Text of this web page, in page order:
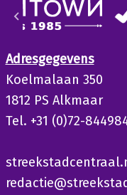
Adresgegevens
Koelmalaan 350
1812 PS Alkmaar
Tel. +31 (0)72-